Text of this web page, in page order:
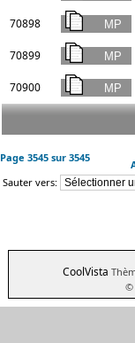
70898
70899
70900
Page 3545 sur 3545
Sauter vers:
CoolVista
©